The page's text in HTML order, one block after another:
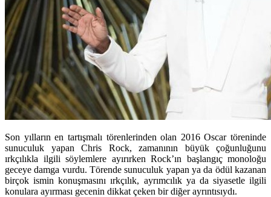
Son yılların en tartışmalı törenlerinden olan 2016 Oscar töreninde
sunuculuk yapan Chris Rock, zamanının büyük çoğunluğunu
ırkçılıkla ilgili söylemlere ayırırken Rock’ın başlangıç monoloğu
geceye damga vurdu. Törende sunuculuk yapan ya da ödül kazanan
birçok ismin konuşmasını ırkçılık, ayrımcılık ya da siyasetle ilgili
konulara ayırması gecenin dikkat çeken bir diğer ayrıntısıydı.